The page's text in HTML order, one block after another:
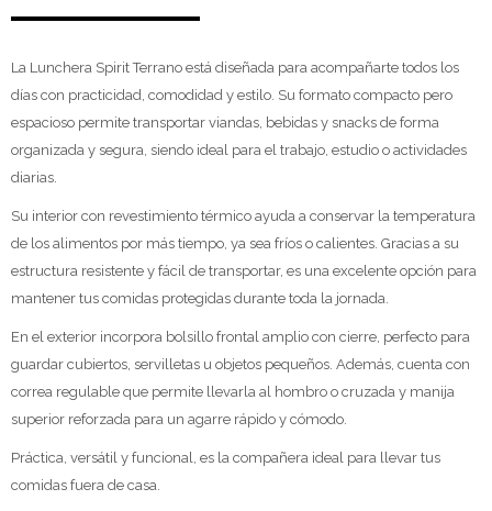
La Lunchera Spirit Terrano está diseñada para acompañarte todos los
días con practicidad, comodidad y estilo. Su formato compacto pero
espacioso permite transportar viandas, bebidas y snacks de forma
organizada y segura, siendo ideal para el trabajo, estudio o actividades
diarias.
Su interior con revestimiento térmico ayuda a conservar la temperatura
de los alimentos por más tiempo, ya sea fríos o calientes. Gracias a su
estructura resistente y fácil de transportar, es una excelente opción para
mantener tus comidas protegidas durante toda la jornada.
En el exterior incorpora bolsillo frontal amplio con cierre, perfecto para
guardar cubiertos, servilletas u objetos pequeños. Además, cuenta con
correa regulable que permite llevarla al hombro o cruzada y manija
superior reforzada para un agarre rápido y cómodo.
Práctica, versátil y funcional, es la compañera ideal para llevar tus
comidas fuera de casa.